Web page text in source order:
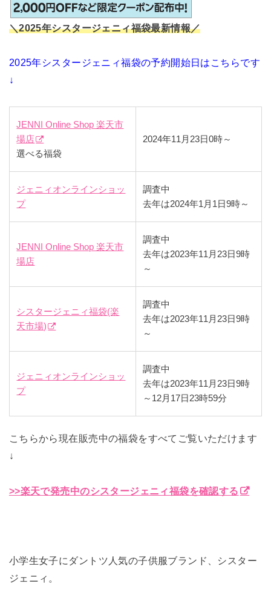
＼2025年シスタージェニィ福袋最新情報／
2025年シスタージェニィ福袋の予約開始日はこちらです
↓
JENNI Online Shop 楽天市
場店
選べる福袋
2024年11月23日0時～
ジェニィオンラインショッ
プ
調査中
去年は2024年1月1日9時～
JENNI Online Shop 楽天市
場店
調査中
去年は2023年11月23日9時
～
シスタージェニィ福袋(楽
天市場)
調査中
去年は2023年11月23日9時
～
ジェニィオンラインショッ
プ
調査中
去年は2023年11月23日9時
～12月17日23時59分
こちらから現在販売中の福袋をすべてご覧いただけます
↓
>>楽天で発売中のシスタージェニィ福袋を確認する
小学生女子にダントツ人気の子供服ブランド、シスター
ジェニィ。